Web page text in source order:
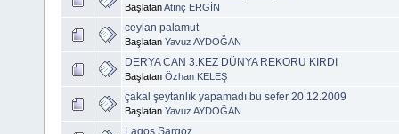
BaşlatanAtınç ERGİN
ceylan palamut
Başlatan Yavuz AYDOĞAN
DERYA CAN 3.KEZ DÜNYA REKORU KIRDI
Başlatan Özhan KELEŞ
çakal şeytanlık yapamadı bu sefer 20.12.2009
Başlatan Yavuz AYDOĞAN
Lagos,Sargoz